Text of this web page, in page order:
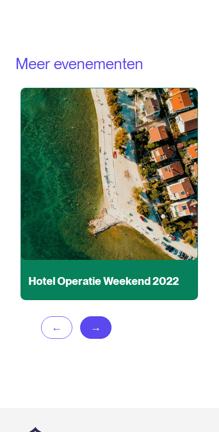
Meer evenementen
Hotel Operatie Weekend 2022